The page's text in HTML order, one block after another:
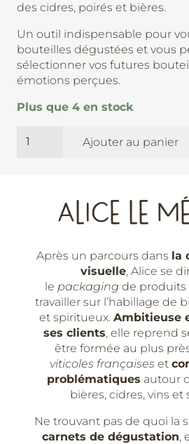
des cidres, poirés et bières.
Un outil indispensable pour
bouteilles dégustées et vous
sélectionner vos futures
émotions perçues.
Plus que 4 en stock
de
bières-
Mérour
Ajouter au panier
ALICE LE
Après un parcours dans la
visuelle, Alice se
le packaging de produits
travailler sur l’habillage de
et spiritueux. Ambitieuse
ses clients, elle reprend
être formée au plus
viticoles françaises et
problématiques autour
bières, cidres, vins et
Ne trouvant pas de quoi la
carnets de dégustation,